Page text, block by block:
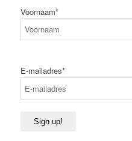
Voornaam*
E-mailadres*
Sign up!